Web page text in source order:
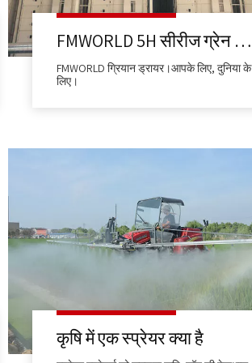
FMWORLD 5H सीरीज ग्रेन ड्रायर और ग्रेन ड्रायर टीम
FMWORLD ग्रियान ड्रायर।आपके लिए, दुनिया के
लिए।
कृषि में एक स्प्रेयर क्या है